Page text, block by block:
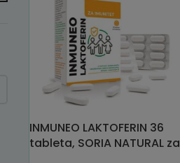
INMUNEO LAKTOFERIN 36
tableta, SORIA NATURAL za